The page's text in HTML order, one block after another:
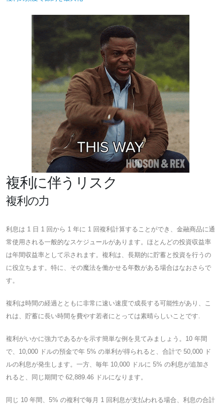
複利に伴うリスク
複利の力
利息は 1 日 1 回から 1 年に 1 回複利計算することができ、金融商品に通
常使用される一般的なスケジュールがあります。ほとんどの投資収益率
は年間収益率として示されます。複利は、長期的に貯蓄と投資を行うの
に役立ちます。特に、その魔法を働かせる年数がある場合はなおさらで
す。
複利は時間の経過とともに非常に速い速度で成長する可能性があり、こ
れは、貯蓄に長い時間を費やす若者にとっては素晴らしいことです.
複利がいかに強力であるかを示す簡単な例を見てみましょう。10 年間
で、10,000 ドルの預金で年 5% の単利が得られると、合計で 50,000 ド
ルの利息が発生します。一方、毎年 10,000 ドルに 5% の利息が追加さ
れると、同じ期間で 62,889.46 ドルになります。
同じ 10 年間、5% の複利で毎月 1 回利息が支払われる場合、利息の合計